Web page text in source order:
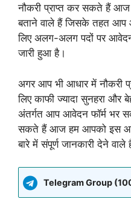
नौकरी प्राप्त कर सकते हैं
बताने वाले हैं जिसके तहत
लिए अलग-अलग पदों पर
जारी हुआ है।
अगर आप भी आधार में नौकरी
लिए काफी ज्यादा सुनहरा और
अंतर्गत आप आवेदन फॉर्म भर
सकते हैं आज हम आपको इस
बारे में संपूर्ण जानकारी देने वाले
Telegram Group